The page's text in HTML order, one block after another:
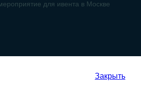
для ивента в Москве
Закрыть